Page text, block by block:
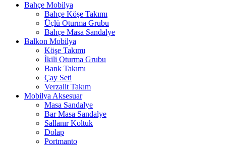
Bahçe Mobilya
Bahçe Köşe Takımı
Üçlü Oturma Grubu
Bahçe Masa Sandalye
Balkon Mobilya
Köşe Takımı
İkili Oturma Grubu
Bank Takımı
Çay Seti
Verzalit Takım
Mobilya Aksesuar
Masa Sandalye
Bar Masa Sandalye
Sallanır Koltuk
Dolap
Portmanto